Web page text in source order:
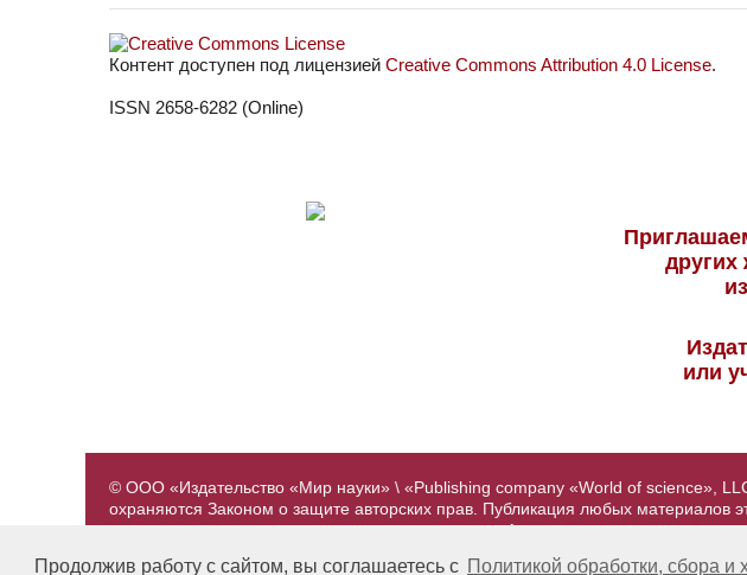
Продолжив работу с сайтом, вы соглашаетесь с Политикой обработки, сбора
Контент доступен под лицензией Creative Commons Attribution 4.0 License.
ISSN 2658-6282 (Online)
других
или
© ООО «Издательство «Мир науки» \ «Publishing company «World of science»,
охраняются Законом о защите авторских прав. Публикация любых материалов
предварительного согласования с издательством. Авторские права на